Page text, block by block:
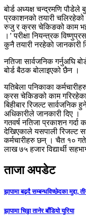
बोर्ड अध्यक्ष चन्द्रमणि पौडेले
प्रकाशनको तयारी
रुजु र क्रस चेकिङको काम
।’ परीक्षा नियन्त्रक
कुनै तयारी नरहेको जानकारी
नतिजा सार्वजनिक गर्नुअघि
बोर्ड बैठक बोलाइएको छैन ।
यतिबेला पनिकाका
क्रस चेकिङको काम
बिहीबार रिजल्ट सार्वजनिक
अधिकारीले जानकारी दिए ।
गतवर्ष नतिजा प्रकाशन गर्दा
देखिएकाले यसपाली रिजल्ट
कर्मचारीहरु छन् । चैत १०
लाख ७५ हजार विद्यार्थी
ताजा अपडेट
झापामा बढ्दै सम्बन्धविच्छेदका मुद्दा,
झापामा चिठ्ठा तानेर बाँडियो युरिया